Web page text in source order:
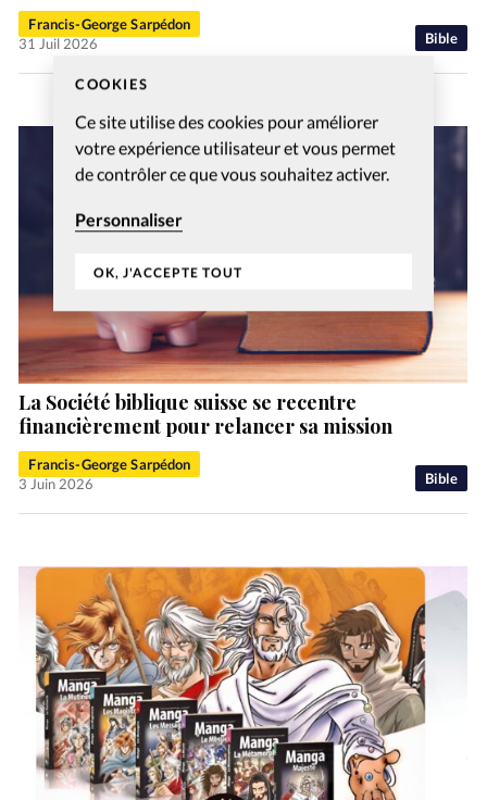
COOKIES
Ce site utilise des cookies pour améliorer
votre expérience utilisateur et vous permet
de contrôler ce que vous souhaitez activer.
Personnaliser
OK, J'ACCEPTE TOUT
Bible
Francis-George Sarpédon
31 Juil 2026
Bible
La Société biblique suisse se recentre
financièrement pour relancer sa mission
Francis-George Sarpédon
3 Juin 2026